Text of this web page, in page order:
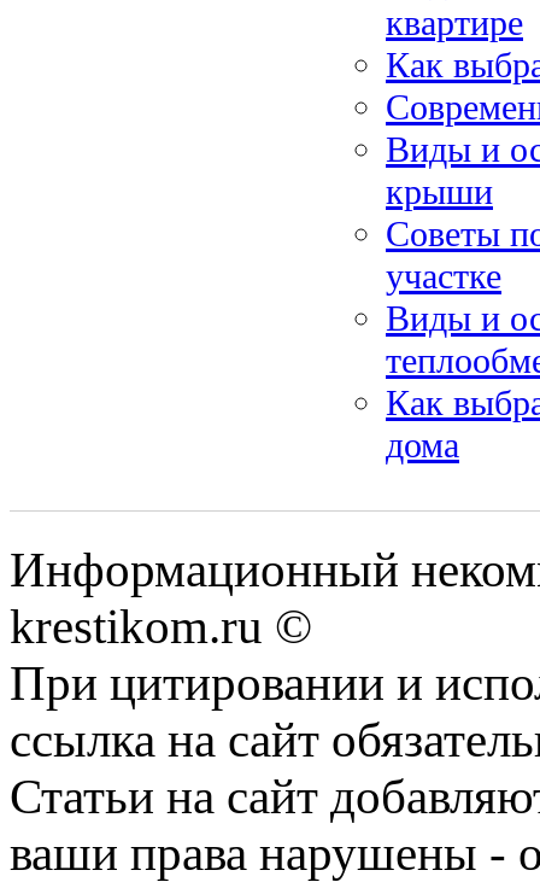
квартире
Как
Виды и
крыши
Советы
участке
Виды и
Как
дома
Информационный
krestikom.ru ©
При цитировании и
ссылка на сайт
Статьи на сайт
ваши права нарушены -